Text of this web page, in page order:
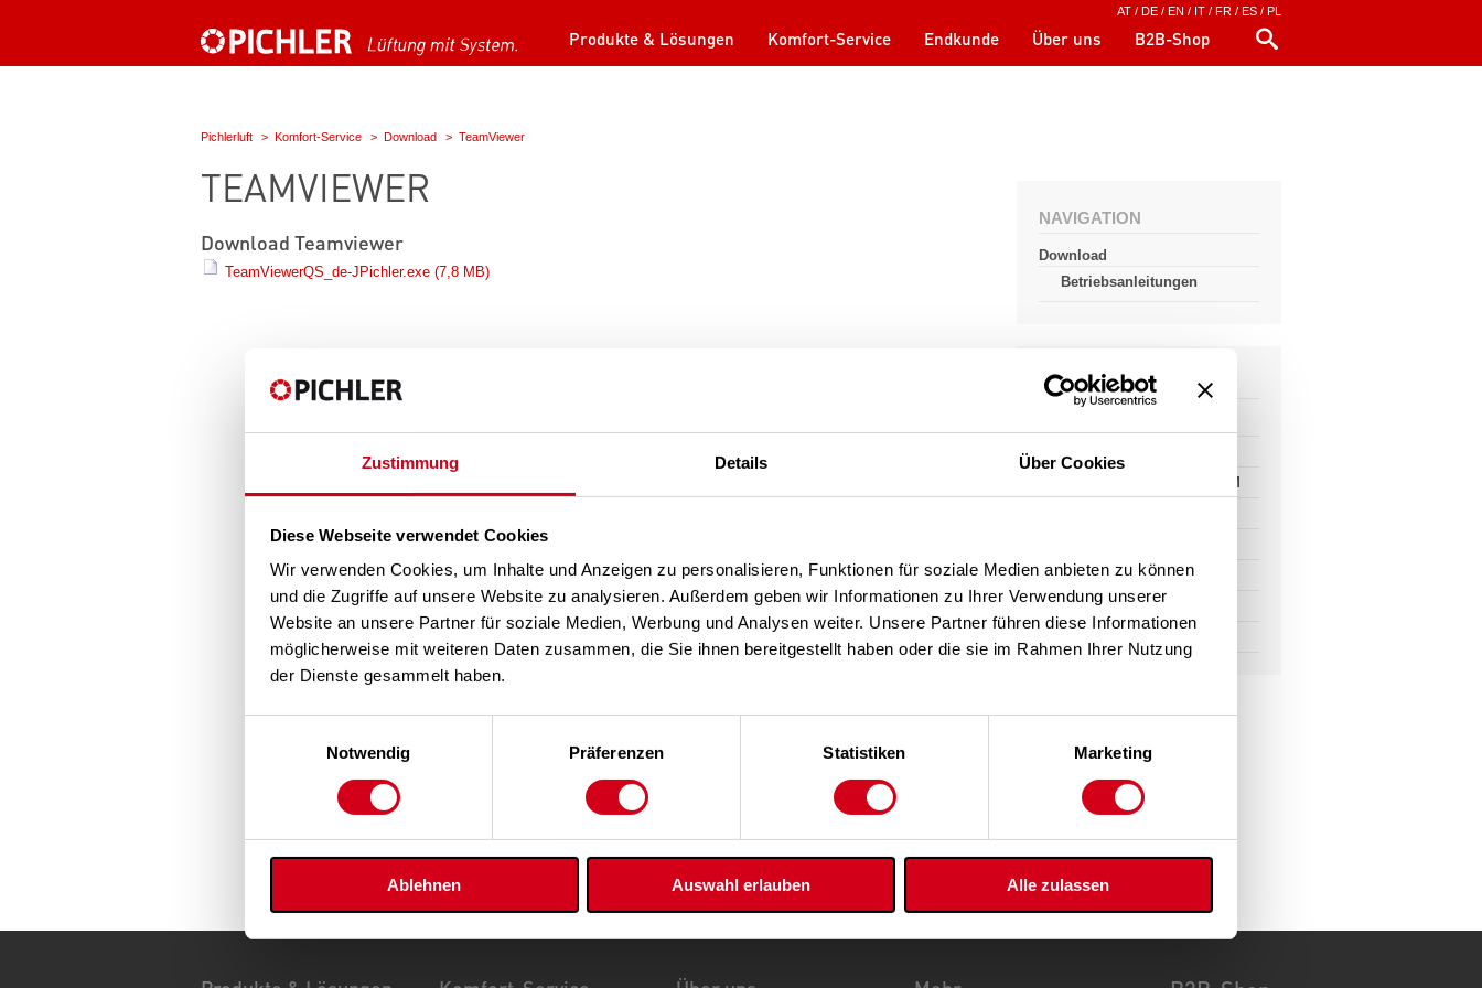
Zustimmung Details Über Cookies
Diese Webseite verwendet Cookies
Wir verwenden Cookies, um Inhalte und Anzeigen zu personalisieren, Funktionen für soziale Medien anbieten zu können
und die Zugriffe auf unsere Website zu analysieren. Außerdem geben wir Informationen zu Ihrer Verwendung unserer
Website an unsere Partner für soziale Medien, Werbung und Analysen weiter. Unsere Partner führen diese Informationen
möglicherweise mit weiteren Daten zusammen, die Sie ihnen bereitgestellt haben oder die sie im Rahmen Ihrer Nutzung
der Dienste gesammelt haben.
Notwendig
Präferenzen Statistiken Marketing
Ablehnen Auswahl erlauben Alle zulassen
AT / DE / EN / IT / FR / ES / PL
Produkte & Lösungen Komfort-Service Endkunde Über uns B2B-Shop
NAVIGATION
Download
Betriebsanleitungen
KATEGORIE
Ausschreibungstexte ÖNORM
Kanalteileingabe i-klimax
Schalldämpfer-Auslegung
Pichlerluft Komfort-Service Download TeamViewer
TEAMVIEWER
Download Teamviewer
TeamViewerQS_de-JPichler.exe (7,8 MB)